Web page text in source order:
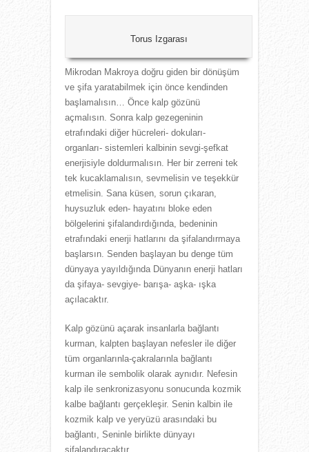
Torus Izgarası
Mikrodan Makroya doğru giden bir dönüşüm
ve şifa yaratabilmek için önce kendinden
başlamalısın… Önce kalp gözünü
açmalısın. Sonra kalp gezegeninin
etrafındaki diğer hücreleri- dokuları-
organları- sistemleri kalbinin sevgi-şefkat
enerjisiyle doldurmalısın. Her bir zerreni tek
tek kucaklamalısın, sevmelisin ve teşekkür
etmelisin. Sana küsen, sorun çıkaran,
huysuzluk eden- hayatını bloke eden
bölgelerini şifalandırdığında, bedeninin
etrafındaki enerji hatlarını da şifalandırmaya
başlarsın. Senden başlayan bu denge tüm
dünyaya yayıldığında Dünyanın enerji hatları
da şifaya- sevgiye- barışa- aşka- ışka
açılacaktır.
Kalp gözünü açarak insanlarla bağlantı
kurman, kalpten başlayan nefesler ile diğer
tüm organlarınla-çakralarınla bağlantı
kurman ile sembolik olarak aynıdır. Nefesin
kalp ile senkronizasyonu sonucunda kozmik
kalbe bağlantı gerçekleşir. Senin kalbin ile
kozmik kalp ve yeryüzü arasındaki bu
bağlantı, Seninle birlikte dünyayı
şifalandıracaktır.